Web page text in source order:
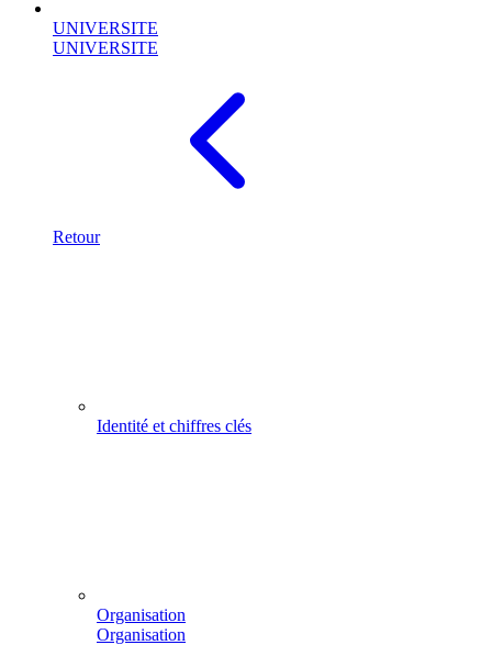
UNIVERSITE
UNIVERSITE
Retour
Identité et chiffres clés
Organisation
Organisation